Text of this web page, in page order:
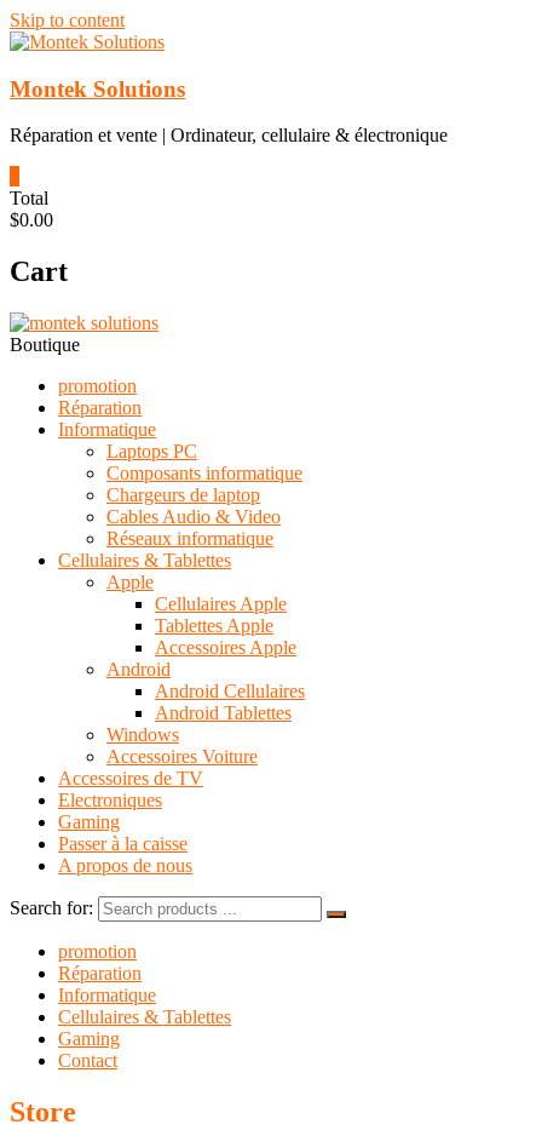
Skip to content
Montek Solutions
Réparation et vente | Ordinateur, cellulaire & électronique
Total
$0.00
Cart
Boutique
promotion
Réparation
Informatique
Laptops PC
Composants informatique
Chargeurs de laptop
Cables Audio & Video
Réseaux informatique
Cellulaires & Tablettes
Apple
Cellulaires Apple
Tablettes Apple
Accessoires Apple
Android
Android Cellulaires
Android Tablettes
Windows
Accessoires Voiture
Accessoires de TV
Electroniques
Gaming
Passer à la caisse
A propos de nous
Search for:
promotion
Réparation
Informatique
Cellulaires & Tablettes
Gaming
Contact
Store